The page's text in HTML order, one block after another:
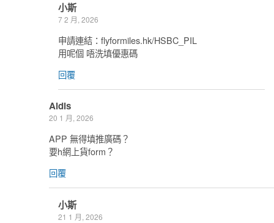
小斯
7 2 月, 2026
申請連結：flyformiles.hk/HSBC_PIL
用呢個 唔洗填優惠碼
回覆
Aldis
20 1 月, 2026
APP 無得填推廣碼？
要h網上貨form？
回覆
小斯
21 1 月, 2026